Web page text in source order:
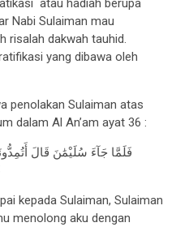
atau hadiah berupa
Nabi Sulaiman mau
risalah dakwah tauhid.
yang dibawa oleh
penolakan Sulaiman atas
dalam Al An’am ayat 36 :
فَلَمَّا جَآءَ سُلَيْمَٰنَ قَالَ
kepada Sulaiman, Sulaiman
menolong aku dengan